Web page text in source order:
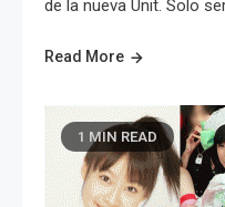
de la nueva Unit. Solo
Read More
1 MIN READ